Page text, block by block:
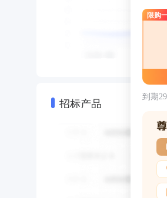
招标产品
限购
到期